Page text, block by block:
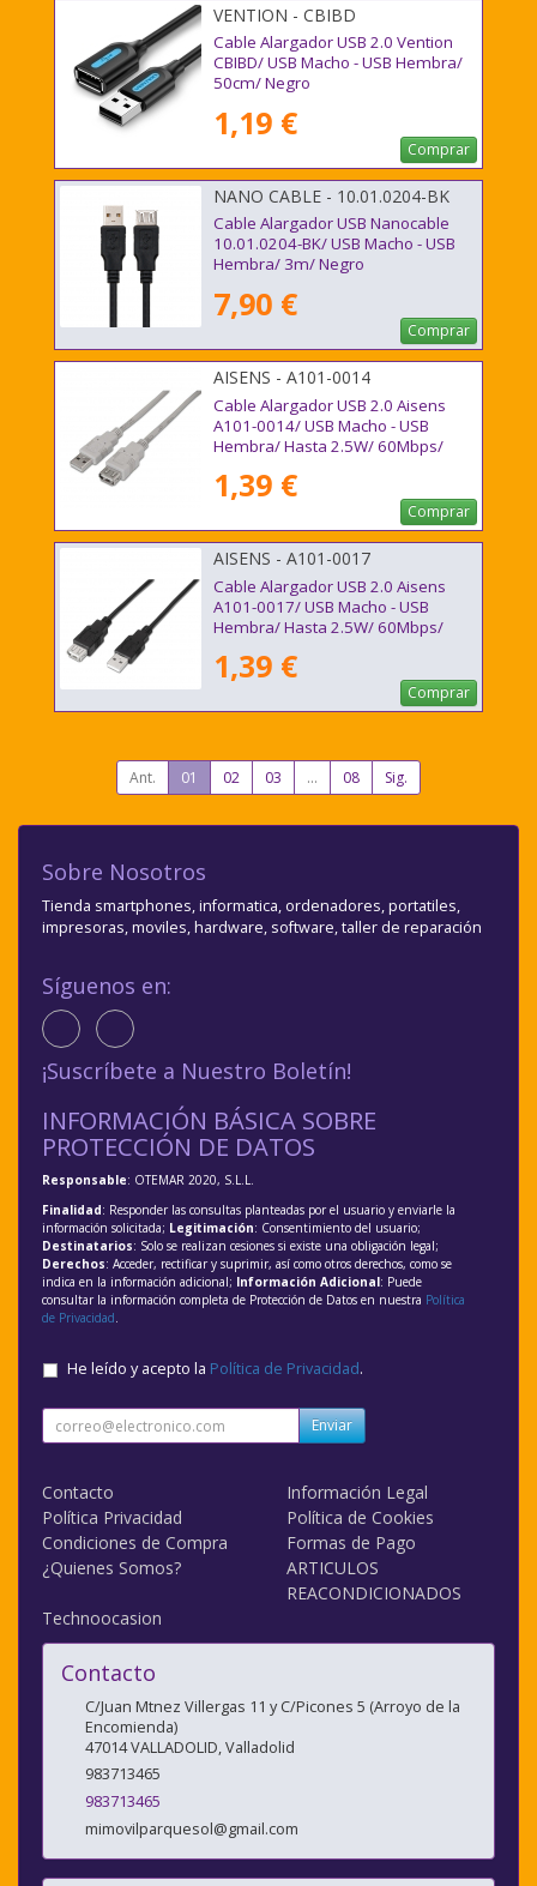
VENTION - CBIBD
Cable Alargador USB 2.0 Vention
CBIBD/ USB Macho - USB Hembra/
50cm/ Negro
1,19 €
Comprar
NANO CABLE - 10.01.0204-BK
Cable Alargador USB Nanocable
10.01.0204-BK/ USB Macho - USB
Hembra/ 3m/ Negro
7,90 €
Comprar
AISENS - A101-0014
Cable Alargador USB 2.0 Aisens
A101-0014/ USB Macho - USB
Hembra/ Hasta 2.5W/ 60Mbps/
1,39 €
Comprar
AISENS - A101-0017
Cable Alargador USB 2.0 Aisens
A101-0017/ USB Macho - USB
Hembra/ Hasta 2.5W/ 60Mbps/
1,39 €
Comprar
Ant. 01 02 03 ... 08 Sig.
Sobre Nosotros
Tienda smartphones, informatica, ordenadores, portatiles,
impresoras, moviles, hardware, software, taller de reparación
Síguenos en:
¡Suscríbete a Nuestro Boletín!
INFORMACIÓN BÁSICA SOBRE
PROTECCIÓN DE DATOS
Responsable: OTEMAR 2020, S.L.L.
Finalidad: Responder las consultas planteadas por el usuario y enviarle la
información solicitada; Legitimación: Consentimiento del usuario;
Destinatarios: Solo se realizan cesiones si existe una obligación legal;
Derechos: Acceder, rectificar y suprimir, así como otros derechos, como se
indica en la información adicional; Información Adicional: Puede
consultar la información completa de Protección de Datos en nuestra Política
de Privacidad.
He leído y acepto la Política de Privacidad.
Enviar
Contacto
Información Legal
Política Privacidad
Política de Cookies
Condiciones de Compra
Formas de Pago
¿Quienes Somos?
ARTICULOS
REACONDICIONADOS
Technoocasion
Contacto
C/Juan Mtnez Villergas 11 y C/Picones 5 (Arroyo de la
Encomienda)
47014VALLADOLID,Valladolid
983713465
983713465
mimovilparquesol@gmail.com